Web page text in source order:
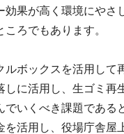
果が高く環境にや
ろでもあります。
ボックスを活用し
に活用し、生ゴミ
いくべき課題である
活用し、役場庁舎